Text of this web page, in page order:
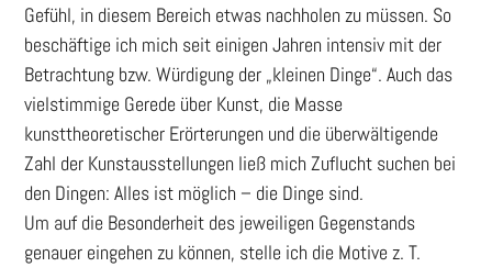
Gefühl, in diesem Bereich etwas nachholen zu müssen. So
beschäftige ich mich seit einigen Jahren intensiv mit der
Betrachtung bzw. Würdigung der „kleinen Dinge“. Auch das
vielstimmige Gerede über Kunst, die Masse
kunsttheoretischer Erörterungen und die überwältigende
Zahl der Kunstausstellungen ließ mich Zuflucht suchen bei
den Dingen: Alles ist möglich – die Dinge sind.
Um auf die Besonderheit des jeweiligen Gegenstands
genauer eingehen zu können, stelle ich die Motive z. T.